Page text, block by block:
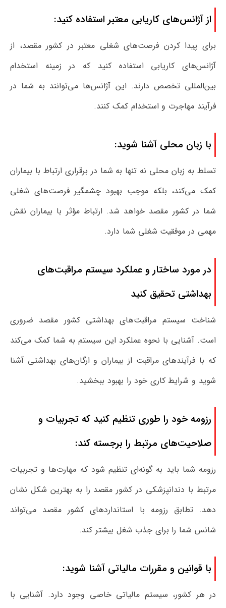
از آژانس‌های کاریابی معتبر استفاده کنید:
برای پیدا کردن فرصت‌های شغلی معتبر در کشور مقصد، از
آژانس‌های کاریابی استفاده کنید که در زمینه استخدام
بین‌المللی تخصص دارند. این آژانس‌ها می‌توانند به شما در
فرآیند مهاجرت و استخدام کمک کنند.
با زبان محلی آشنا شوید:
تسلط به زبان محلی نه تنها به شما در برقراری ارتباط با بیماران
کمک می‌کند، بلکه موجب بهبود چشمگیر فرصت‌های شغلی
شما در کشور مقصد خواهد شد. ارتباط مؤثر با بیماران نقش
مهمی در موفقیت شغلی شما دارد.
در مورد ساختار و عملکرد سیستم مراقبت‌های
بهداشتی تحقیق کنید
شناخت سیستم مراقبت‌های بهداشتی کشور مقصد ضروری
است. آشنایی با نحوه عملکرد این سیستم به شما کمک می‌کند
که با فرآیندهای مراقبت از بیماران و ارگان‌های بهداشتی آشنا
شوید و شرایط کاری خود را بهبود ببخشید.
رزومه خود را طوری تنظیم کنید که تجربیات و
صلاحیت‌های مرتبط را برجسته کند:
رزومه شما باید به گونه‌ای تنظیم شود که مهارت‌ها و تجربیات
مرتبط با دندانپزشکی در کشور مقصد را به بهترین شکل نشان
دهد. تطابق رزومه با استانداردهای کشور مقصد می‌تواند
شانس شما را برای جذب شغل بیشتر کند.
با قوانین و مقررات مالیاتی آشنا شوید:
در هر کشور، سیستم مالیاتی خاصی وجود دارد. آشنایی با